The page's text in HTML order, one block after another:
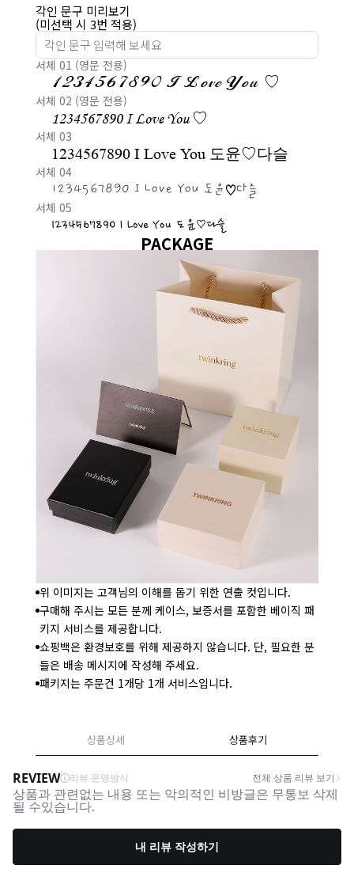
각인 문구 미리보기
(미선택 시 3번 적용)
서체 01 (영문 전용)
1234567890 I Love You ♡
서체 02 (영문 전용)
1234567890 I Love You ♡
서체 03
1234567890 I Love You 도윤♡다슬
서체 04
1234567890 I Love You 도윤♡다슬
서체 05
1234567890 I Love You 도윤♡다슬
PACKAGE
위 이미지는 고객님의 이해를 돕기 위한 연출 컷입니다.
구매해 주시는 모든 분께 케이스, 보증서를 포함한 베이직 패
키지 서비스를 제공합니다.
쇼핑백은 환경보호를 위해 제공하지 않습니다. 단, 필요한 분
들은 배송 메시지에 작성해 주세요.
패키지는 주문건 1개당 1개 서비스입니다.
상품상세 상품후기